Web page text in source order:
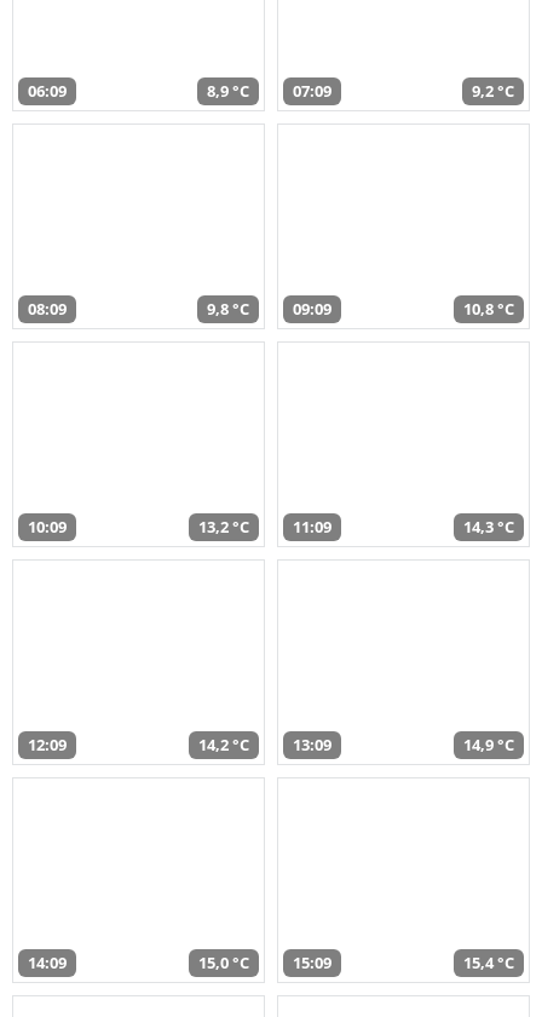
06:09 8,9 °C 07:09 9,2 °C
08:09 9,8 °C 09:09 10,8 °C
10:09 13,2 °C 11:09 14,3 °C
12:09 14,2 °C 13:09 14,9 °C
14:09 15,0 °C 15:09 15,4 °C